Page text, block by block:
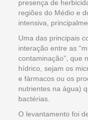
presença de
regiões do Médio e
intensiva,
Uma das principais
interação entre as
contaminação”, que
hídrico, sejam os
e fármacos ou os
nutrientes na água)
bactérias.
O levantamento foi